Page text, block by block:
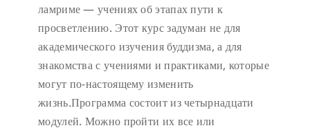
ламриме — учениях об этапах пути к
просветлению. Этот курс задуман не для
академического изучения буддизма, а для
знакомства с учениями и практиками, которые
могут по-настоящему изменить
жизнь.Программа состоит из четырнадцати
модулей. Можно пройти их все или